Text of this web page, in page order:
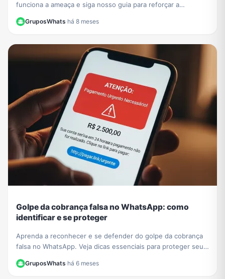
funciona a ameaça e siga nosso guia para reforçar a
segurança no WhatsApp Web e proteger seus dados.
GruposWhats·há 8 meses
Golpe da cobrança falsa no WhatsApp: como
identificar e se proteger
Aprenda a reconhecer e se defender do golpe da cobrança
falsa no WhatsApp. Veja dicas essenciais para proteger seus
GruposWhats·há 6 meses